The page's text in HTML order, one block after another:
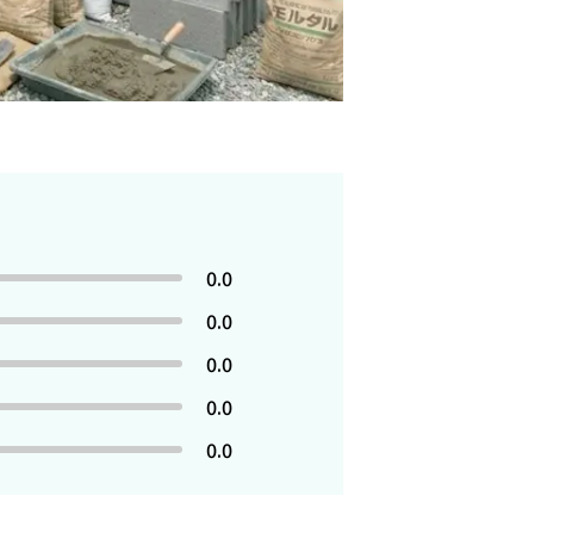
0.0
0.0
0.0
0.0
0.0